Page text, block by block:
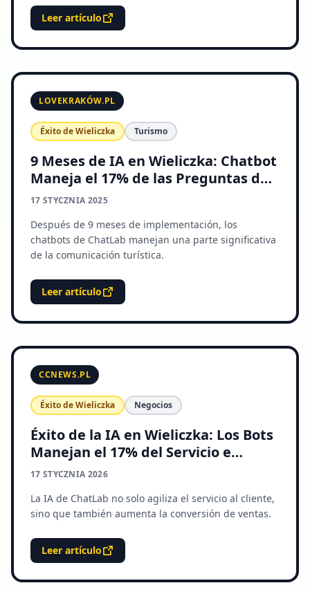
Leer artículo
LOVEKRAKÓW.PL
Éxito de Wieliczka Turismo
9 Meses de IA en Wieliczka: Chatbot
Maneja el 17% de las Preguntas de
los Turistas
17 STYCZNIA 2025
Después de 9 meses de implementación, los
chatbots de ChatLab manejan una parte significativa
de la comunicación turística.
Leer artículo
CCNEWS.PL
Éxito de Wieliczka Negocios
Éxito de la IA en Wieliczka: Los Bots
Manejan el 17% del Servicio e
Impulsan las Ventas
17 STYCZNIA 2026
La IA de ChatLab no solo agiliza el servicio al cliente,
sino que también aumenta la conversión de ventas.
Leer artículo